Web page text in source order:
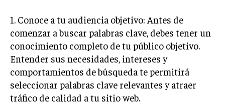
EXPANSIÓN GLOBAL
IMPORTACIÓN Y EXPORTACIÓN
ALIANZAS ESTRATÉGICAS
TECNOLOGIA
SOSTENIBILIDAD Y MEDIO AMBIENTE
1. Conoce a tu audiencia objetivo: Antes de
comenzar a buscar palabras clave, debes tener un
conocimiento completo de tu público objetivo.
Entender sus necesidades, intereses y
comportamientos de búsqueda te permitirá
seleccionar palabras clave relevantes y atraer
tráfico de calidad a tu sitio web.